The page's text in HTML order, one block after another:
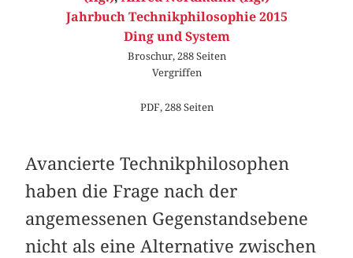
Jahrbuch Technikphilosophie 2015
Ding und System
Broschur, 288 Seiten
Vergriffen
PDF, 288 Seiten
Avancierte Technikphilosophen
haben die Frage nach der
angemessenen Gegenstandsebene
nicht als eine Alternative zwischen